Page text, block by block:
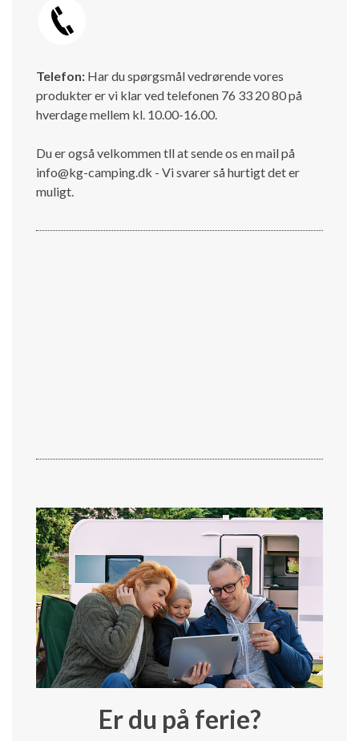
Telefon: Har du spørgsmål vedrørende vores
produkter er vi klar ved telefonen 76 33 20 80 på
hverdage mellem kl. 10.00-16.00.
Du er også velkommen tll at sende os en mail på
info@kg-camping.dk - Vi svarer så hurtigt det er
muligt.
Er du på ferie?